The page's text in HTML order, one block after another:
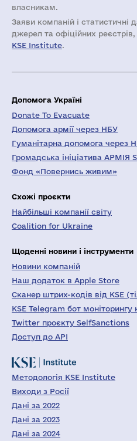
власникам.
Заяви компаній i статистичні
джерел та офіційних реєстрів,
KSE Institute.
Допомога Україні
Donate To Evacuate
Допомога армії через НБУ
Гуманітарна допомога через
Громадська ініціатива АРМІЯ
Фонд «Повернись живим»
Схожі проєкти
Найбільші компанії світу
Coalition for Ukraine
Щоденні новини і інструменти
Новини компаній
Наш додаток в Apple Store
Сканер штрих-кодів від KSE
KSE Telegram бот моніторингу
Twitter проєкту SelfSanctions
Доступ до API
Методологія KSE Institute
Виходи з Росії
Дані за 2022
Дані за 2023
Дані за 2024